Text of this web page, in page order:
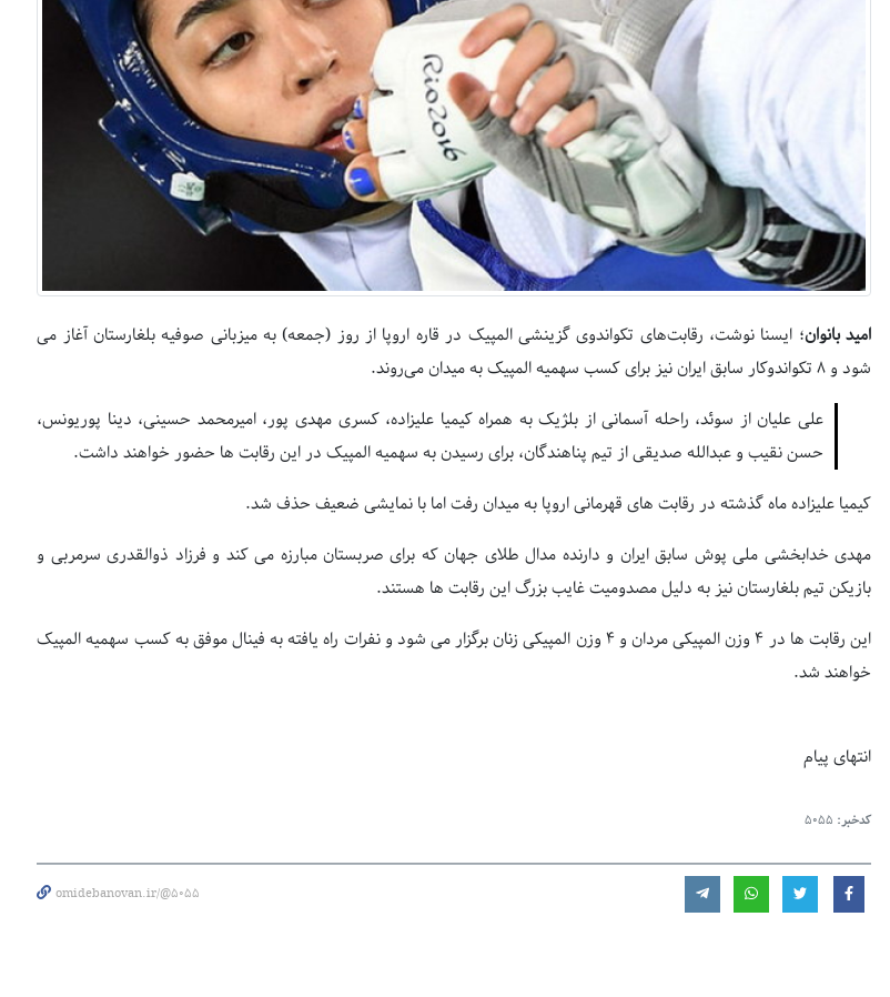
امید بانوان؛ ایسنا نوشت، رقابت‌های تکواندوی گزینشی المپیک در قاره اروپا از روز (جمعه) به میزبانی صوفیه بلغارستان آغاز می
شود و ۸ تکواندوکار سابق ایران نیز برای کسب سهمیه المپیک به میدان می‌روند.
علی علیان از سوئد، راحله آسمانی از بلژیک به همراه کیمیا علیزاده، کسری مهدی پور، امیرمحمد حسینی، دینا پوریونس،
حسن نقیب و عبدالله صدیقی از تیم پناهندگان، برای رسیدن به سهمیه المپیک در این رقابت ها حضور خواهند داشت.
کیمیا علیزاده ماه گذشته در رقابت های قهرمانی اروپا به میدان رفت اما با نمایشی ضعیف حذف شد.
مهدی خدابخشی ملی پوش سابق ایران و دارنده مدال طلای جهان که برای صربستان مبارزه می کند و فرزاد ذوالقدری سرمربی و
بازیکن تیم بلغارستان نیز به دلیل مصدومیت غایب بزرگ این رقابت ها هستند.
این رقابت ها در ۴ وزن المپیکی مردان و ۴ وزن المپیکی زنان برگزار می شود و نفرات راه یافته به فینال موفق به کسب سهمیه المپیک
خواهند شد.
انتهای پیام
کدخبر: 5055
omidebanovan.ir/@5055